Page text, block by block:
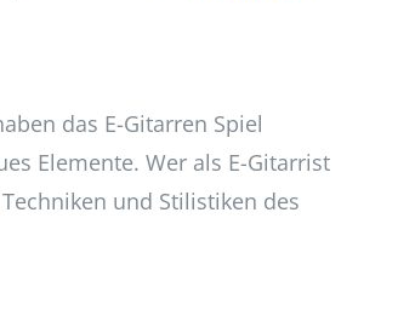
das E-Gitarren Spiel
Elemente. Wer als E-Gitarrist
und Stilistiken des